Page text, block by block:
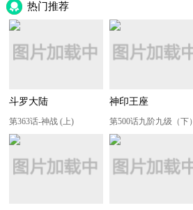
热门推荐
斗罗大陆
第363话-神战 (上)
神印王座
第500话九阶九级（下）